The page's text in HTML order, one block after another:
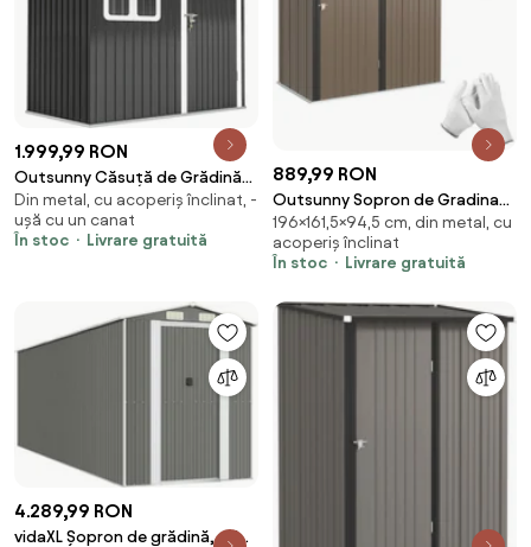
1.999,99 RON
Outsunny Căsuță de Grădină
2,55m² din Oțel Zincat cu Kit de
Fundație, Ușă Blocabilă,
Acoperiș Înclinat, Gri | Aosom
Din metal, cu acoperiș înclinat, -
ușă cu un canat
În stoc
Livrare gratuită
889,99 RON
Outsunny Sopron de Gradina
din Otel Suport Scule,
161.5x94.5x196cm, Maro
196×161,5×94,5 cm, din metal, cu
acoperiș înclinat
În stoc
Livrare gratuită
4.289,99 RON
vidaXL Șopron de grădină, gri